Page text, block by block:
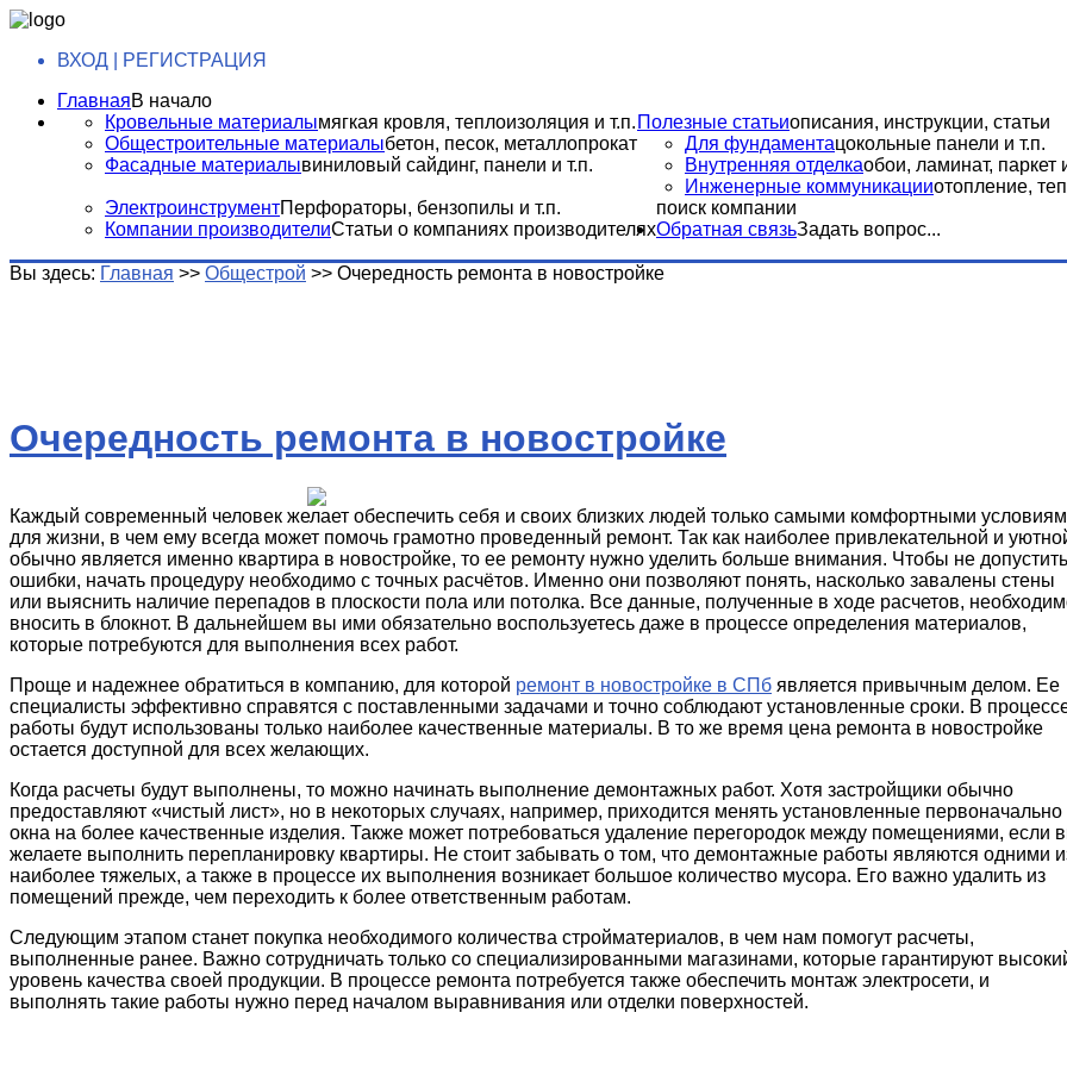
ВХОД | РЕГИСТРАЦИЯ
ГлавнаяВ начало
Полезные статьиописания, инструкции, статьи
Кровельные материалымягкая кровля, теплоизоляция и т.п.
Общестроительные материалыбетон, песок, металлопрокат
Фасадные материалывиниловый сайдинг, панели и т.п.
Для фундаментацокольные панели и т.п.
Внутренняя отделкаобои, ламинат, паркет
Инженерные коммуникацииотопление,
ЭлектроинструментПерфораторы, бензопилы и т.п.
Компании производителиСтатьи о компаниях производителях
поиск компании
Обратная связьЗадать вопрос...
Вы здесь: Главная >> Общестрой >> Очередность ремонта в новостройке
Очередность ремонта в новостройке
Каждый современный человек желает обеспечить себя и своих близких людей только самыми комфортными
для жизни, в чем ему всегда может помочь грамотно проведенный ремонт. Так как наиболее привлекательной и
обычно является именно квартира в новостройке, то ее ремонту нужно уделить больше внимания. Чтобы не допустить
ошибки, начать процедуру необходимо с точных расчётов. Именно они позволяют понять, насколько завалены стены
или выяснить наличие перепадов в плоскости пола или потолка. Все данные, полученные в ходе расчетов,
вносить в блокнот. В дальнейшем вы ими обязательно воспользуетесь даже в процессе определения материалов,
которые потребуются для выполнения всех работ.
Проще и надежнее обратиться в компанию, для которой ремонт в новостройке в СПб является привычным делом. Ее
специалисты эффективно справятся с поставленными задачами и точно соблюдают установленные сроки. В
работы будут использованы только наиболее качественные материалы. В то же время цена ремонта в новостройке
остается доступной для всех желающих.
Когда расчеты будут выполнены, то можно начинать выполнение демонтажных работ. Хотя застройщики обычно
предоставляют «чистый лист», но в некоторых случаях, например, приходится менять установленные первоначально
окна на более качественные изделия. Также может потребоваться удаление перегородок между помещениями, если
желаете выполнить перепланировку квартиры. Не стоит забывать о том, что демонтажные работы являются одними
наиболее тяжелых, а также в процессе их выполнения возникает большое количество мусора. Его важно удалить из
помещений прежде, чем переходить к более ответственным работам.
Следующим этапом станет покупка необходимого количества стройматериалов, в чем нам помогут расчеты,
выполненные ранее. Важно сотрудничать только со специализированными магазинами, которые гарантируют
уровень качества своей продукции. В процессе ремонта потребуется также обеспечить монтаж электросети, и
выполнять такие работы нужно перед началом выравнивания или отделки поверхностей.